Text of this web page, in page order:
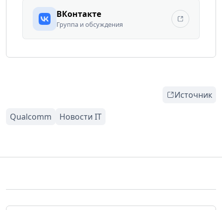
ВКонтакте
Группа и обсуждения
Источник